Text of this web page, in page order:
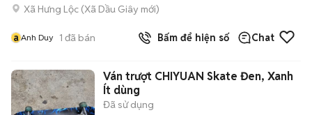
Xã Hưng Lộc (Xã Dầu Giây mới)
a Anh Duy 1 đã bán Bấm để hiện số Chat
Ván trượt CHIYUAN Skate Đen, Xanh
Ít dùng
Đã sử dụng